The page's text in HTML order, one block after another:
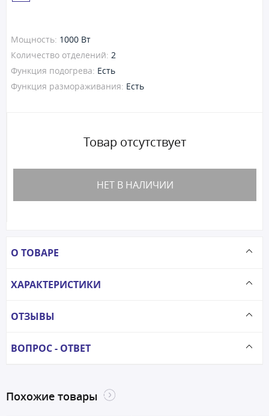
Мощность: 1000 Вт
Количество отделений: 2
Функция подогрева: Есть
Функция размораживания: Есть
Товар отсутствует
НЕТ В НАЛИЧИИ
О ТОВАРЕ
ХАРАКТЕРИСТИКИ
ОТЗЫВЫ
ВОПРОС - ОТВЕТ
Похожие товары